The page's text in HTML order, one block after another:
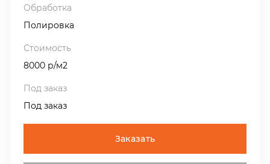
Полировка
8000 р/м2
Под заказ
Заказать